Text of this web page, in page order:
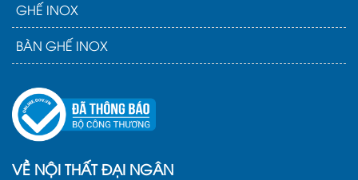
GHẾ INOX
BÀN GHẾ INOX
VỀ NỘI THẤT ĐẠI NGÂN